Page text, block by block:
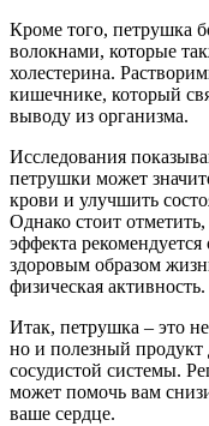
Кроме того, петрушка
волокнами, которые
холестерина.
кишечнике, который
выводу из организма.
Исследования
петрушки может
крови и улучшить
Однако стоит
эффекта
здоровым образом
физическая активность.
Итак, петрушка – это
но и полезный продукт
сосудистой системы.
может помочь вам
ваше сердце.